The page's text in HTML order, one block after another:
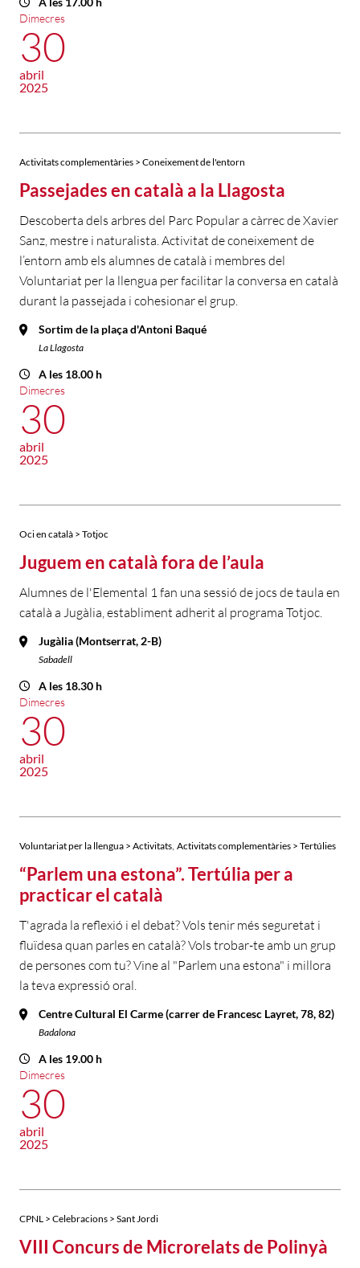
Dimecres
30
abril
2025
Activitats complementàries > Coneixement de l'entorn
Passejades en català a la Llagosta
Descoberta dels arbres del Parc Popular a càrrec de Xavier
Sanz, mestre i naturalista. Activitat de coneixement de
l’entorn amb els alumnes de català i membres del
Voluntariat per la llengua per facilitar la conversa en català
durant la passejada i cohesionar el grup.
Sortim de la plaça d'Antoni Baqué
La Llagosta
A les 18.00 h
Dimecres
30
abril
2025
Oci en català > Totjoc
Juguem en català fora de l’aula
Alumnes de l'Elemental 1 fan una sessió de jocs de taula en
català a Jugàlia, establiment adherit al programa Totjoc.
Jugàlia (Montserrat, 2-B)
Sabadell
A les 18.30 h
Dimecres
30
abril
2025
Voluntariat per la llengua > Activitats Activitats complementàries > Tertúlies
“Parlem una estona”. Tertúlia per a
practicar el català
T'agrada la reflexió i el debat? Vols tenir més seguretat i
fluïdesa quan parles en català? Vols trobar-te amb un grup
de persones com tu? Vine al "Parlem una estona" i millora
la teva expressió oral.
Centre Cultural El Carme (carrer de Francesc Layret, 78, 82)
Badalona
A les 19.00 h
Dimecres
30
abril
2025
CPNL > Celebracions > Sant Jordi
VIII Concurs de Microrelats de Polinyà